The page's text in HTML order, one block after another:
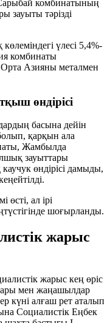
комбинатының
зауыты тәрізді
үлесі 5,4%-
комбинаты
Орта Азияны металмен
өндірісі
басына дейін
қарқын ала
Жамбылда
зауыттары
өндірісі дамыды,
ал ірі
шоғырланды.
жарыс
жарыс кең өріс
мен жаңашылдар
күні алғаш рет аталып
Социалистік Еңбек